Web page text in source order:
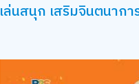
เล่นสนุก เสริมจินตนาก